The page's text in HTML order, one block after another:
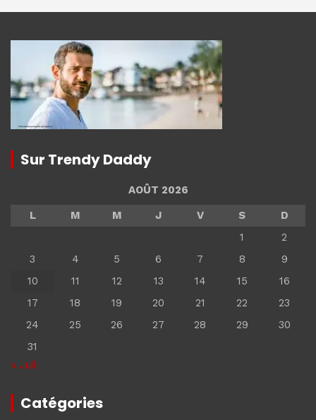
Sur Trendy Daddy
AOÛT 2026
L
M M J V S
D
1
2
3
4 5 6 7 8
9
10
11 12 13 14 15
16
17
18 19 20 21 22
23
24
25 26 27 28 29
30
31
« Juil
Catégories